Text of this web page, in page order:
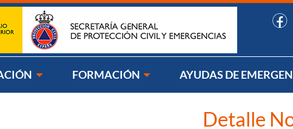
FORMACIÓN AYUDAS DE
Detalle